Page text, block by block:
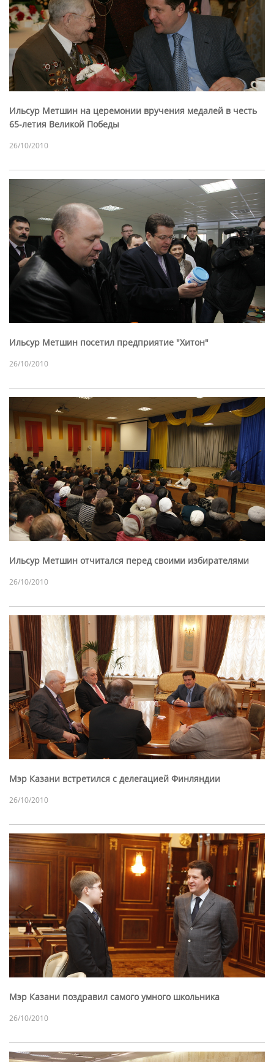
Ильсур Метшин на церемонии вручения медалей в честь
65-летия Великой Победы
26/10/2010
Ильсур Метшин посетил предприятие "Хитон"
26/10/2010
Ильсур Метшин отчитался перед своими избирателями
26/10/2010
Мэр Казани встретился с делегацией Финляндии
26/10/2010
Мэр Казани поздравил самого умного школьника
26/10/2010